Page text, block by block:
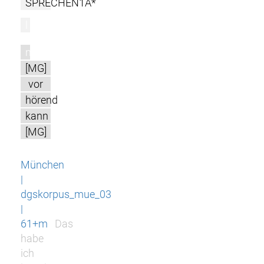
SPRECHEN1A*
m
[MG]
vor
hörend
kann
[MG]
München
|
dgskorpus_mue_03
|
61+m
Das
habe
ich